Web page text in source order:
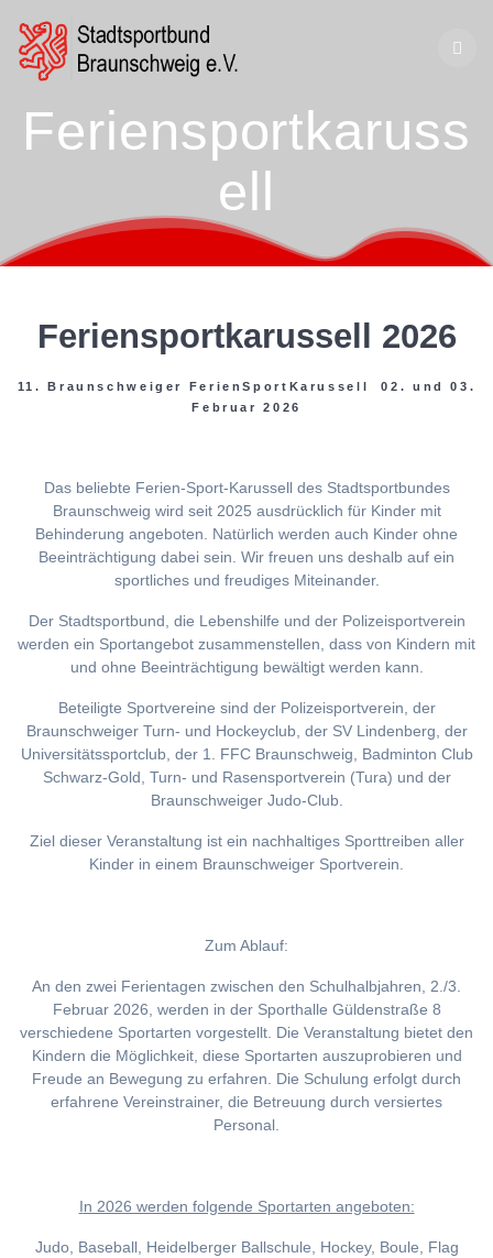
Feriensportkaruss
ell
Feriensportkarussell 2026
11. Braunschweiger FerienSportKarussell 02. und 03.
Februar 2026
Das beliebte Ferien-Sport-Karussell des Stadtsportbundes
Braunschweig wird seit 2025 ausdrücklich für Kinder mit
Behinderung angeboten. Natürlich werden auch Kinder ohne
Beeinträchtigung dabei sein. Wir freuen uns deshalb auf ein
sportliches und freudiges Miteinander.
Der Stadtsportbund, die Lebenshilfe und der Polizeisportverein
werden ein Sportangebot zusammenstellen, dass von Kindern mit
und ohne Beeinträchtigung bewältigt werden kann.
Beteiligte Sportvereine sind der Polizeisportverein, der
Braunschweiger Turn- und Hockeyclub, der SV Lindenberg, der
Universitätssportclub, der 1. FFC Braunschweig, Badminton Club
Schwarz-Gold, Turn- und Rasensportverein (Tura) und der
Braunschweiger Judo-Club.
Ziel dieser Veranstaltung ist ein nachhaltiges Sporttreiben aller
Kinder in einem Braunschweiger Sportverein.
Zum Ablauf:
An den zwei Ferientagen zwischen den Schulhalbjahren, 2./3.
Februar 2026, werden in der Sporthalle Güldenstraße 8
verschiedene Sportarten vorgestellt. Die Veranstaltung bietet den
Kindern die Möglichkeit, diese Sportarten auszuprobieren und
Freude an Bewegung zu erfahren. Die Schulung erfolgt durch
erfahrene Vereinstrainer, die Betreuung durch versiertes
Personal.
In 2026 werden folgende Sportarten angeboten:
Judo, Baseball, Heidelberger Ballschule, Hockey, Boule, Flag